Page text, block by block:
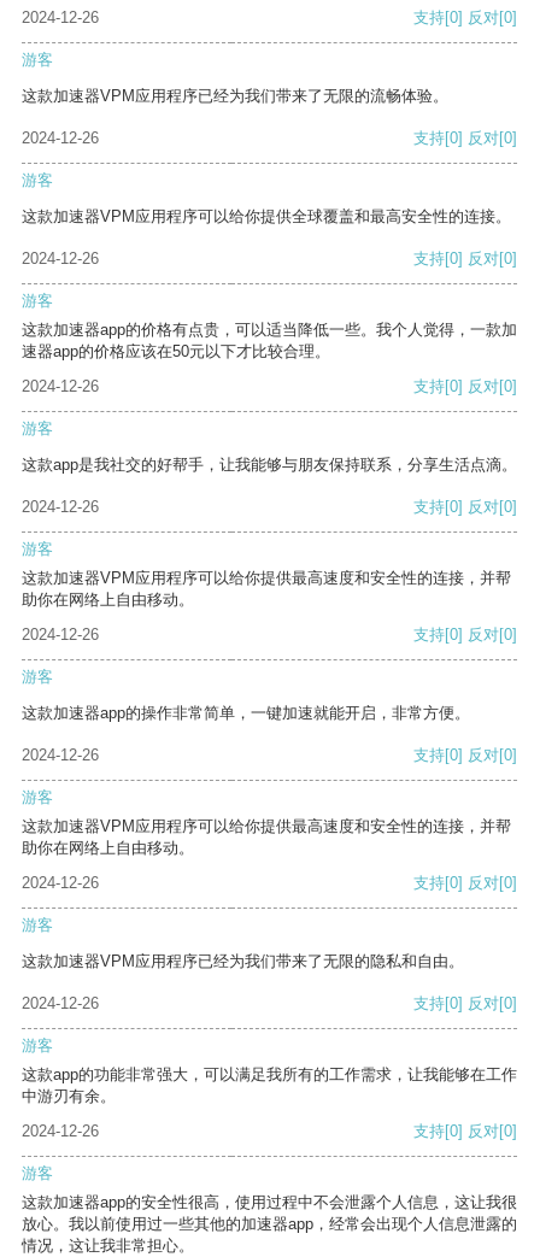
2024-12-26 支持[0] 反对[0]
游客
这款加速器VPM应用程序已经为我们带来了无限的流畅体验。
2024-12-26 支持[0] 反对[0]
游客
这款加速器VPM应用程序可以给你提供全球覆盖和最高安全性的连接。
2024-12-26 支持[0] 反对[0]
游客
这款加速器app的价格有点贵，可以适当降低一些。我个人觉得，一款加
速器app的价格应该在50元以下才比较合理。
2024-12-26
支持[0] 反对[0]
游客
这款app是我社交的好帮手，让我能够与朋友保持联系，分享生活点滴。
2024-12-26 支持[0] 反对[0]
游客
这款加速器VPM应用程序可以给你提供最高速度和安全性的连接，并帮
助你在网络上自由移动。
2024-12-26
支持[0] 反对[0]
游客
这款加速器app的操作非常简单，一键加速就能开启，非常方便。
2024-12-26 支持[0] 反对[0]
游客
这款加速器VPM应用程序可以给你提供最高速度和安全性的连接，并帮
助你在网络上自由移动。
2024-12-26
支持[0] 反对[0]
游客
这款加速器VPM应用程序已经为我们带来了无限的隐私和自由。
2024-12-26 支持[0] 反对[0]
游客
这款app的功能非常强大，可以满足我所有的工作需求，让我能够在工作
中游刃有余。
2024-12-26
支持[0] 反对[0]
游客
这款加速器app的安全性很高，使用过程中不会泄露个人信息，这让我很
放心。我以前使用过一些其他的加速器app，经常会出现个人信息泄露的
情况，这让我非常担心。